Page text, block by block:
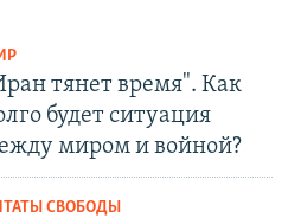
тянет время". Как
будет ситуация
миром и войной?
СВОБОДЫ